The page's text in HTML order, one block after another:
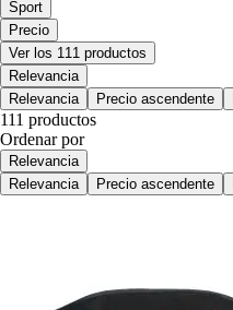
Sport
Precio
Ver los 111 productos
Relevancia
Relevancia
Precio ascendente
111 productos
Ordenar por
Relevancia
Relevancia
Precio ascendente